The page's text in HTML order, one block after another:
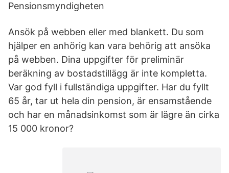
Pensionsmyndigheten
Ansök på webben eller med blankett. Du som
hjälper en anhörig kan vara behörig att ansöka
på webben. Dina uppgifter för preliminär
beräkning av bostadstillägg är inte kompletta.
Var god fyll i fullständiga uppgifter. Har du fyllt
65 år, tar ut hela din pension, är ensamstående
och har en månadsinkomst som är lägre än cirka
15 000 kronor?